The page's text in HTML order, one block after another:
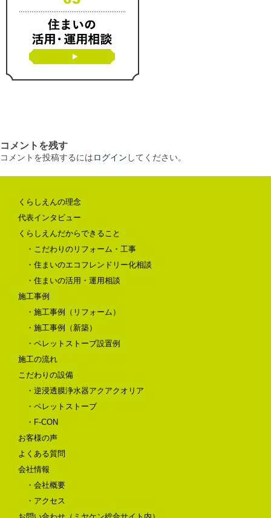
コメントを残す
コメントを投稿するにはログイン してください。
くらしえんの理念
代表インタビュー
くらしえんだからできること
・こだわりのリフォーム・工事
・住まいのエコフレンドリー化相談
・住まいの活用・運用相談
施工事例
・施工事例（リフォーム）
・施工事例（新築）
・ペレットストーブ設置例
施工の流れ
こだわりの設備
・逆浸透膜浄水器アクアクオリア
・ペレットストーブ
・F-CON
お客様の声
よくある質問
会社情報
・会社概要
・アクセス